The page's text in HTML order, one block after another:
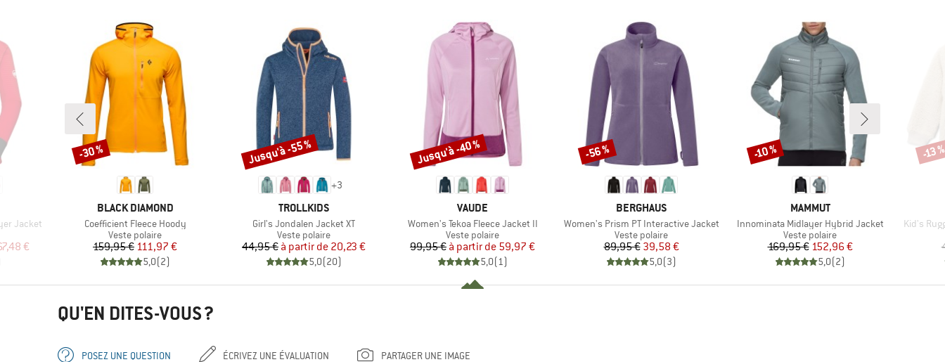
Jacket
€
MARQUE
BLACK DIAMOND
Article
Coefficient Fleece Hoody
Product group
Veste polaire
Prix
159,95 €Prix réduit
111,97 €
5,0(2)
Remise
-30 %
+3
MARQUE
TROLLKIDS
Article
Girl's Jondalen Jacket XT
Product group
Veste polaire
Prix
44,95 € Prix réduit
à partir de 20,23 €
5,0(20)
Remise
Jusqu'à -55 %
MARQUE
VAUDE
Article
Women's Tekoa Fleece Jacket II
Product group
Veste polaire
Prix
99,95 € Prix réduit
à partir de 59,97 €
5,0(1)
Remise
Jusqu'à -40 %
MARQUE
BERGHAUS
Article
Women's Prism PT Interactive Jacket
Product group
Veste polaire
Prix
89,95 €Prix réduit
39,58 €
5,0(3)
Remise
-56 %
MARQUE
MAMMUT
Article
Innominata Midlayer Hybrid Jacket
Product group
Veste polaire
Prix
169,95 €Prix réduit
152,96 €
5,0(2)
Remise
-10 %
Article
Kid's
-13
QU'EN DITES-VOUS ?
POSEZ UNE QUESTION ÉCRIVEZ UNE ÉVALUATION PARTAGER UNE IMAGE